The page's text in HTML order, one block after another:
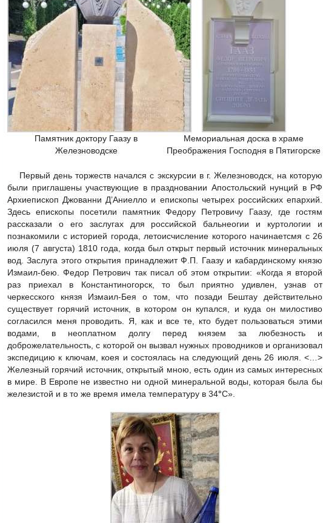
Памятник доктору Гаазу в
Железноводске
Мемориальная доска в храме
Преображения Господня в Пятигорске
Первый день торжеств начался с экскурсии в г. Железноводск, на которую
были приглашены участвующие в праздновании Апостольский нунций в РФ
Архиепископ Джованни Д’Аниелло и епископы четырех российских епархий.
Здесь епископы посетили памятник Федору Петровичу Гаазу, где гостям
рассказали о его заслугах для российской бальнеогии и куртологии и
познакомили с историей города, летоисчисление которого начинаетсмя с 26
июля (7 августа) 1810 года, когда был открыт первый источник минеральных
вод. Заслуга этого открытия принадлежит Ф.П. Гаазу и кабардинскому князю
Измаил-бею. Федор Петрович так писал об этом открытии: «Когда я второй
раз приехал в Константиногорск, то был приятно удивлен, узнав от
черкесского князя Измаил-Бея о том, что позади Бештау действительно
существует горячий источник, в котором он купался, и куда он милостиво
согласился меня проводить. Я, как и все те, кто будет пользоваться этими
водами, в неоплатном долгу перед князем за любезность и
доброжелательность, с которой он вызвал нужных проводников и организовал
экспедицию к ключам, коея и состоялась на следующий день 26 июля. <…>
Железный горячий источник, открытый мною, есть один из самых интересных
в мире. В Европе не известно ни одной минеральной воды, которая была бы
железистой и в то же время имела температуру в 34°С».